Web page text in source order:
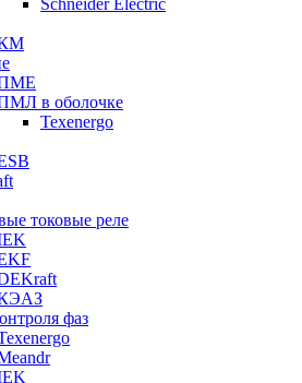
в оболочке
Texenergo
токовые реле
фаз